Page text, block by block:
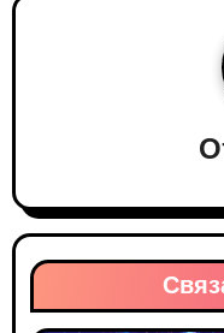
з
а
п